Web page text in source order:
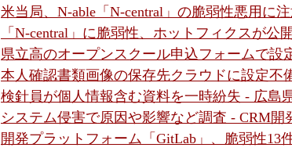
米当局、N-able「N-central」の脆弱性悪用に
「N-central」に脆弱性、ホットフィクスが公
県立高のオープンスクール申込フォームで設
本人確認書類画像の保存先クラウドに設定不
検針員が個人情報含む資料を一時紛失 - 広島
システム侵害で原因や影響など調査 - CRM開
開発プラットフォーム「GitLab」、脆弱性13